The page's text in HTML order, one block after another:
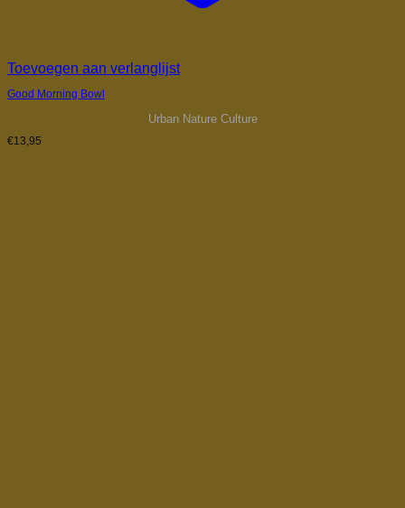
Toevoegen aan verlanglijst
Good Morning Bowl
Urban Nature Culture
€13,95